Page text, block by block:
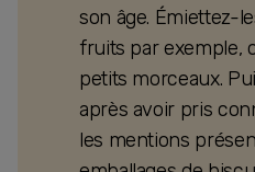
son âge. Émiettez-
fruits par exemple,
petits morceaux.
après avoir pris
les mentions